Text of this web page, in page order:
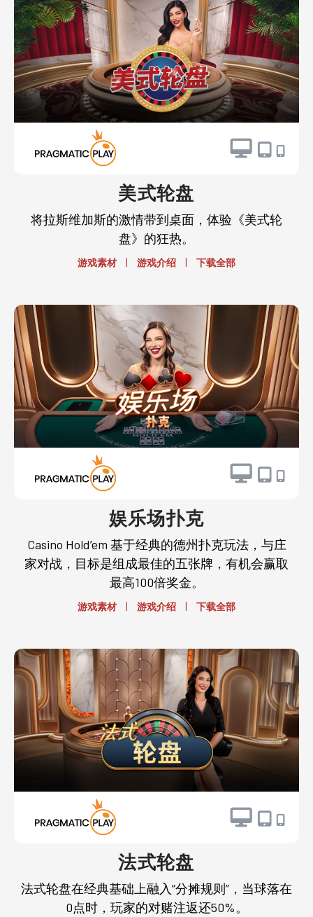
美式轮盘
将拉斯维加斯的激情带到桌面，体验《美式轮
盘》的狂热。
游戏素材 | 游戏介绍 | 下载全部
娱乐场扑克
Casino Hold’em 基于经典的德州扑克玩法，与庄
家对战，目标是组成最佳的五张牌，有机会赢取
最高100倍奖金。
游戏素材 | 游戏介绍 | 下载全部
法式轮盘
法式轮盘在经典基础上融入“分摊规则”，当球落在
0点时，玩家的对赌注返还50%。